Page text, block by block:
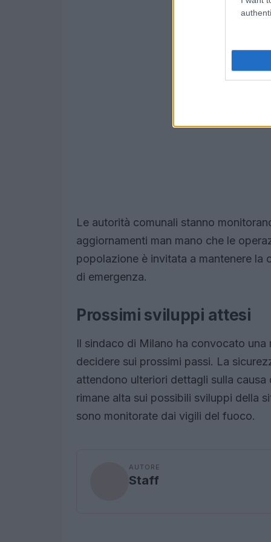
Le autorità comunali stanno
aggiornamenti man mano che le
popolazione è invitata a mantenere la
di emergenza.
Prossimi sviluppi attesi
Il sindaco di Milano ha convocato una
decidere sui prossimi passi. La
attendono ulteriori dettagli sulla causa
rimane alta sui possibili sviluppi della
sono monitorate dai vigili del fuoco.
AUTORE
Staff